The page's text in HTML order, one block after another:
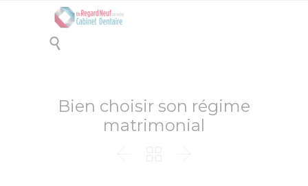

Bien choisir son régime
matrimonial